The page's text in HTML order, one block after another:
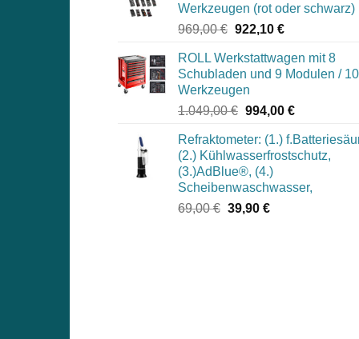
Werkzeugen (rot oder schwarz)
969,00€ Ursprünglicher
war:
969,00 €
922,10 €Aktueller
ist:
922,10 €.
ROLL Werkstattwagen mit 8
Schubladen und 9 Modulen /
Werkzeugen
1.049,00€ Ursprünglicher
war:
1.049,00 €
994,00 €Aktueller
ist:
994,00 €.
Refraktometer: (1.)
(2.) Kühlwasserfrostschutz,
(3.)AdBlue®, (4.)
Scheibenwaschwasser,
69,00€ Ursprünglicher
39,90 €Aktueller